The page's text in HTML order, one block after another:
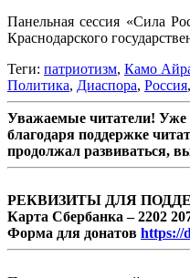
Панельная сессия «Сила
Краснодарского
Теги: патриотизм, Камо
Политика, Диаспора, Россия,
Уважаемые читатели! Уже
благодаря поддержке
продолжал развиваться,
РЕКВИЗИТЫ ДЛЯ
Карта Сбербанка – 2202
Форма для донатов https://